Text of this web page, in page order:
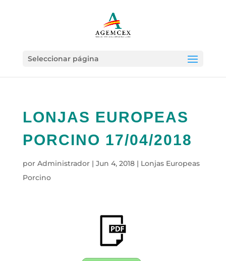
Seleccionar página
LONJAS EUROPEAS
PORCINO 17/04/2018
por Administrador| Jun 4, 2018| Lonjas Europeas
Porcino